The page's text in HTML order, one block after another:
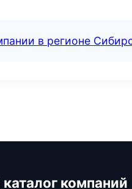
в регионе
компаний